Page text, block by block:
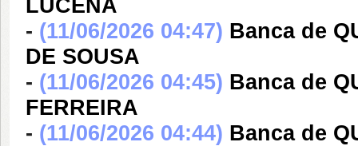
LUCENA
- (11/06/2026 04:47) Banca de
DE SOUSA
- (11/06/2026 04:45) Banca de
FERREIRA
- (11/06/2026 04:44) Banca de